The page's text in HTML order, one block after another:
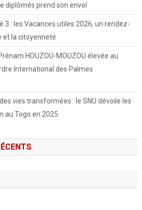
diplômés prend son envol
3 : les Vacances utiles 2026, un rendez-
et la citoyenneté
HOUZOU-MOUZOU élevée au
International des Palmes
vies transformées : le SNU dévoile les
au Togo en 2025